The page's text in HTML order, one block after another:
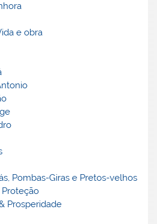
e obra
Pombas-Giras e Pretos-velhos
Prosperidade